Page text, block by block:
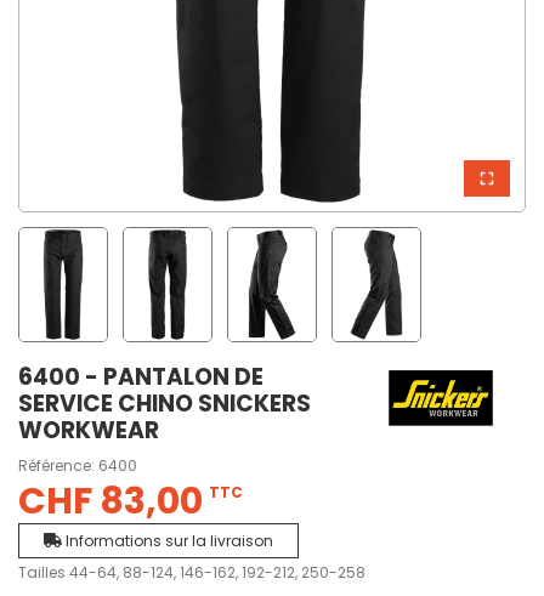
6400 - PANTALON DE
SERVICE CHINO SNICKERS
WORKWEAR
Référence: 6400
CHF 83,00 TTC
Informations sur la livraison
Tailles 44-64, 88-124, 146-162, 192-212, 250-258